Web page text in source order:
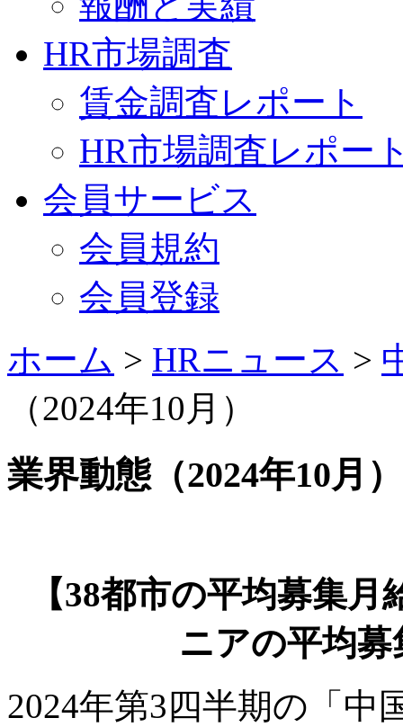
HR市場調査
賃金調査レポート
HR市場調査レポー
会員サービス
会員規約
会員登録
ホーム > HRニュース >
（2024年10月）
業界動態（2024年10月）
【38都市の平均募集月
ニアの平均募
2024年第3四半期の「中